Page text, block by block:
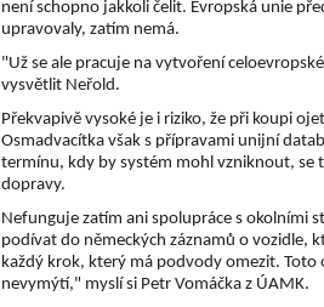
není schopno jakkoli čelit. Evropská unie
upravovaly, zatím nemá.
"Už se ale pracuje na vytvoření
vysvětlit Neřold.
Překvapivě vysoké je i riziko, že při koupi
Osmadvacítka však s přípravami unijní
termínu, kdy by systém mohl vzniknout,
dopravy.
Nefunguje zatím ani spolupráce s okolními
podívat do německých záznamů o vozidle,
každý krok, který má podvody omezit.
nevymýtí," myslí si Petr Vomáčka z ÚAMK.